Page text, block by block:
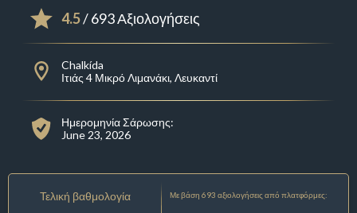
4.5/ 693 Αξιολογήσεις
Chalkída
Ιτιάς 4 Μικρό Λιμανάκι, Λευκαντί
Ημερομηνία Σάρωσης:
June 23, 2026
Τελική βαθμολογία Με βάση 693 αξιολογήσεις από πλατφόρμες: